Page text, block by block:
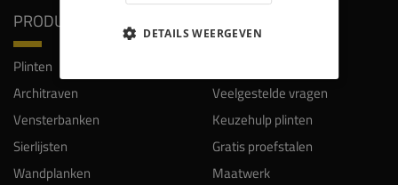
PRODUCTEN
Plinten
Architraven
Vensterbanken
Sierlijsten
Wandplanken
Veelgestelde vragen
Keuzehulp plinten
Gratis proefstalen
Maatwerk
DETAILS WEERGEVEN